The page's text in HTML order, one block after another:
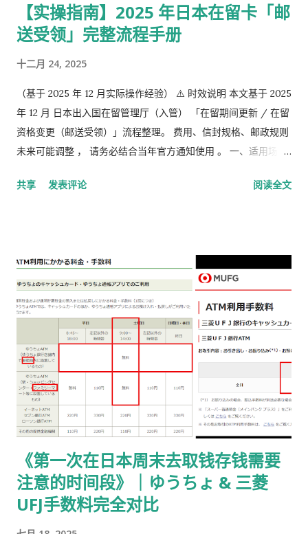
【实操指南】2025 年日本在留卡「邮
送受领」完整流程手册
十二月 24, 2025
（基于 2025 年 12 月实际操作经验） ⚠️ 时效说明 本文基于 2025
年 12 月 日本出入国在留管理厅（入管） 「在留期间更新 / 在留
资格变更（邮送受领）」流程整理。 费用、信封规格、邮政规则
未来可能调整 ， 请务必结合当年官方通知使用 。 一、适用场景
完了，请邮寄材料 」的邮件 选择 邮送方式领取新在留卡 需要自
载 PDF（不是费用说明页） 👉
https://www.moj.go.jp/isa/content/930002833.pdf 打印后
填写： 右上角： 申请受理编号 右下角： 本人姓名 在指定的「収
入印紙贴付栏」内： 贴 5,500 日元的收入印纸 可以是 两张或多
张 不重叠、不消印 📌 5,500 日元适用于： 2025 年 4 月 1 日以
后提交的在留期间更新 / 资格变更申请 ② 准备回邮用【レター
パック】 可以使用： 青色：レターパックライト（430 日元）
或红色：レターパックプラス（更稳，但非强制） 回邮用 レター
パック： 提前写好“收件人地址” 可写：本人住址 或 公司地址 不
要封口 可 对折一次 （标准做法） 📌 官方邮件只写「レターパッ
ク」， 没有指定必须 Plus，也没有写必须本人签收 。 ③ 用【简
易书留】寄给入管 把以下 3 样东西一起放入一个 A4 用信封 ：
手数料纳付书（已贴印纸） 当前持有的在留卡 正本 回邮用 レタ
ーパック（对折） 信封要求： 角2 或 角4 都可以 两者都能放 A4
共享 发表评论 阅读全文
《第一次在日本周末去取钱存钱需要
注意的时间段》｜ゆうちょ & 三菱
UFJ手数料完全对比